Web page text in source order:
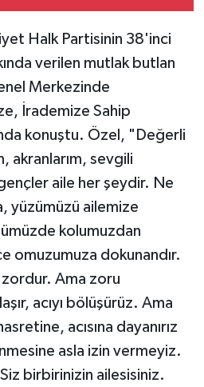
Halk Partisinin 38'inci
verilen mutlak butlan
Merkezinde
İrademize Sahip
konuştu. Özel, "Değerli
akranlarım, sevgili
aile her şeydir. Ne
yüzümüzü ailemize
kolumuzdan
omuzumuza dokunandır.
Ama zoru
acıyı bölüşürüz. Ama
acısına dayanırız
asla izin vermeyiz.
birbirinizin ailesisiniz.